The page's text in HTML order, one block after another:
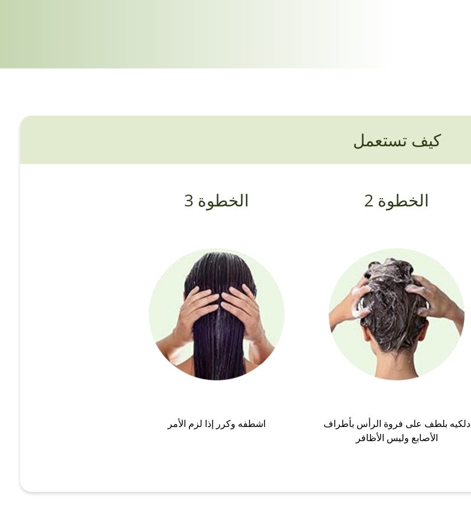
كيف تستعمل
الخطوة 2
دلكيه بلطف على فروة الرأس بأطراف
الأصابع وليس الأظافر
الخطوة 3
اشطفه وكرر إذا لزم الأمر